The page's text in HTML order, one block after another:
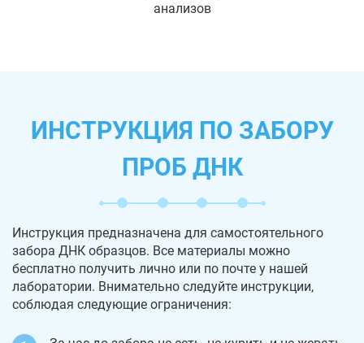
анализов
ИНСТРУКЦИЯ ПО ЗАБОРУ
ПРОБ ДНК
Инструкция предназначена для самостоятельного
забора ДНК образцов. Все материалы можно
бесплатно получить лично или по почте у нашей
лаборатории. Внимательно следуйте инструкции,
соблюдая следующие ограничения: